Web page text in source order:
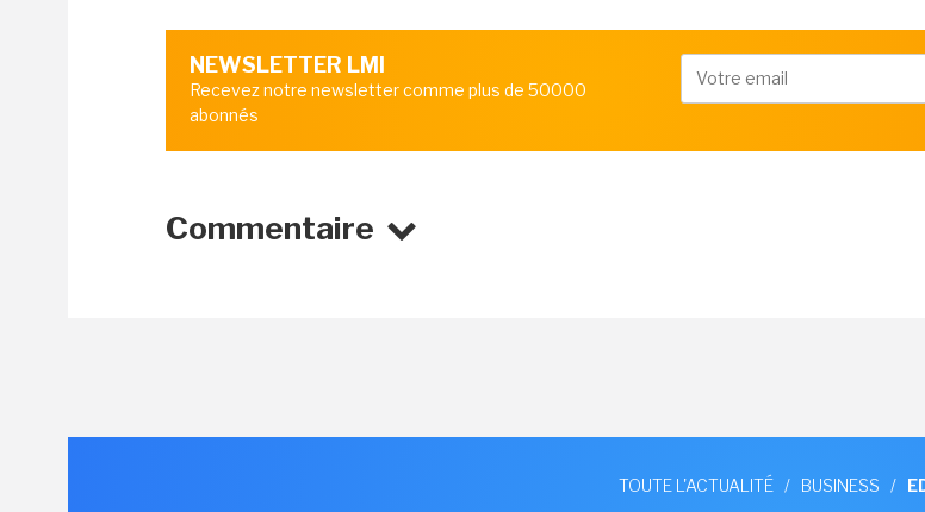
NEWSLETTER LMI
Recevez notre newsletter comme plus de 50000
abonnés
Commentaire
TOUTE L'ACTUALITÉ / BUSINESS /